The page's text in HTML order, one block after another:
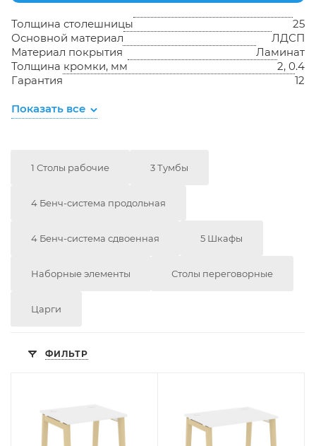
Толщина столешницы
25
Основной материал
ЛДСП
Материал покрытия
Ламинат
Толщина кромки, мм
2, 0.4
Гарантия
12
Показать все
1 Столы рабочие 3 Тумбы
4 Бенч-система продольная
4 Бенч-система сдвоенная 5 Шкафы
Наборные элементы Столы переговорные
Царги
ФИЛЬТР